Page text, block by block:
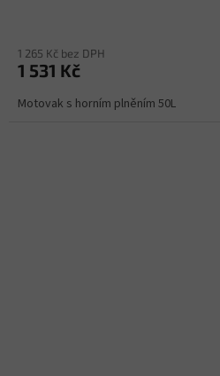
1 265 Kč bez DPH
1 531 Kč
Motovak s horním plněním 50L